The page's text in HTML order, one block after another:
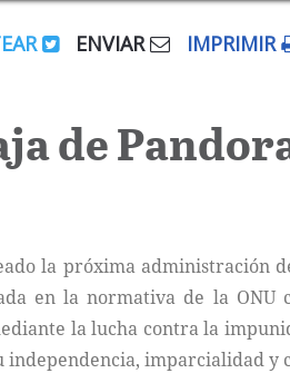
ENVIAR IMPRIMIR
de
la próxima administración
en la normativa de la ONU
la lucha contra la
independencia, imparcialidad y